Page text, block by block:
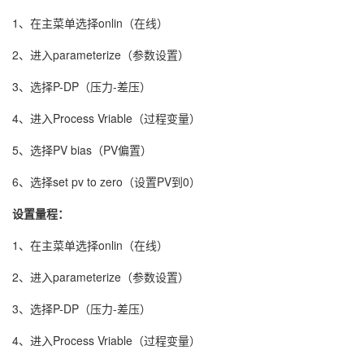
1、在主菜单选择onlin（在线）
2、进入parameterize（参数设置）
3、选择P-DP（压力-差压）
4、进入Process Vriable（过程变量）
5、选择PV bias（PV偏置）
6、选择set pv to zero（设置PV到0）
设置量程：
1、在主菜单选择onlin（在线）
2、进入parameterize（参数设置）
3、选择P-DP（压力-差压）
4、进入Process Vriable（过程变量）